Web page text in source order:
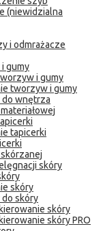
(niewidzialna
i odmrażacze
gumy
i gumy
tworzyw i gumy
wnętrza
tapicerki
skóry
skóry
skóry
skóry
skóry PRO